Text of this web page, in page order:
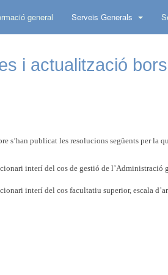
general Serveis Generals
i actualització
s’han publicat les resolucions següents per la
interí del cos de gestió de l’Administració
interí del cos facultatiu superior, escala